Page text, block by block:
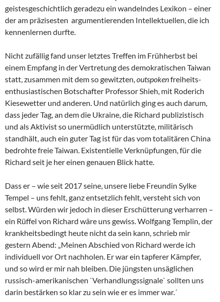
geistesgeschichtlich geradezu ein wandelndes Lexikon – einer
der am präzisesten argumentierenden Intellektuellen, die ich
kennenlernen durfte.
Nicht zufällig fand unser letztes Treffen im Frühherbst bei
einem Empfang in der Vertretung des demokratischen Taiwan
statt, zusammen mit dem so gewitzten,outspokenfreiheits-
enthusiastischen Botschafter Professor Shieh, mit Roderich
Kiesewetter und anderen. Und natürlich ging es auch darum,
dass jeder Tag, an dem die Ukraine, die Richard publizistisch
und als Aktivist so unermüdlich unterstützte, militärisch
standhält, auch ein guter Tag ist für das vom totalitären China
bedrohte freie Taiwan. Existentielle Verknüpfungen, für die
Richard seit je her einen genauen Blick hatte.
Dass er – wie seit 2017 seine, unsere liebe Freundin Sylke
Tempel – uns fehlt, ganz entsetzlich fehlt, versteht sich von
selbst. Würden wir jedoch in dieser Erschütterung verharren –
ein Rüffel von Richard wäre uns gewiss. Wolfgang Templin, der
krankheitsbedingt heute nicht da sein kann, schrieb mir
gestern Abend: „Meinen Abschied von Richard werde ich
individuell vor Ort nachholen. Er war ein tapferer Kämpfer,
und so wird er mir nah bleiben. Die jüngsten unsäglichen
russisch-amerikanischen `Verhandlungssignale` sollten uns
darin bestärken so klar zu sein wie er es immer war.´